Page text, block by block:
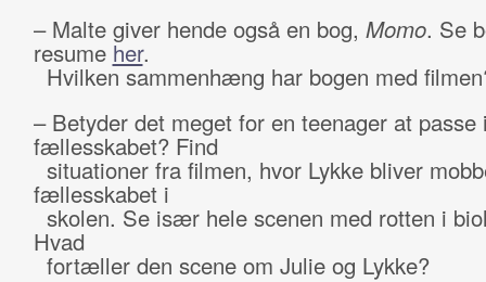
– Malte giver hende også en bog, Momo. Se
resume her.
Hvilken sammenhæng har bogen med
– Betyder det meget for en teenager at passe
fællesskabet? Find
situationer fra filmen, hvor Lykke bliver
fællesskabet i
skolen. Se især hele scenen med rotten i
Hvad
fortæller den scene om Julie og Lykke?